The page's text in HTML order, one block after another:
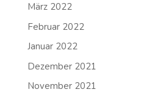
März 2022
Februar 2022
Januar 2022
Dezember 2021
November 2021